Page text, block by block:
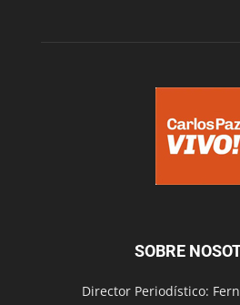
SOBRE
Director Periodístico: